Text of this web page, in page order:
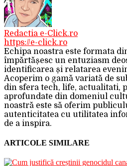
Redactia e-Click.ro
https://e-click.ro
Echipa noastra este formata
împărtășesc un entuziasm
identificarea și relatarea
Acoperim o gamă variată de
din sfera tech, life, actualitati,
aprofundate din domeniul
noastră este să oferim
autenticitatea cu utilitatea
de a inspira.
ARTICOLE SIMILARE